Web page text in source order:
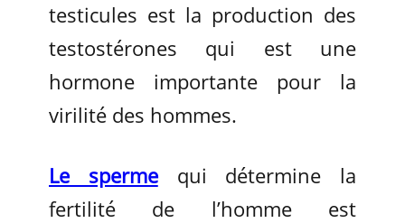
testicules est la production des
testostérones qui est une
hormone importante pour la
virilité des hommes.
Le spermequi détermine la
fertilité de l’homme est